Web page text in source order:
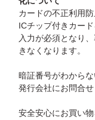
カードの不正利用
ICチップ付きカー
入力が必須となり
きなくなります。
暗証番号がわから
発行会社にお問合せ
安全安心にお買い